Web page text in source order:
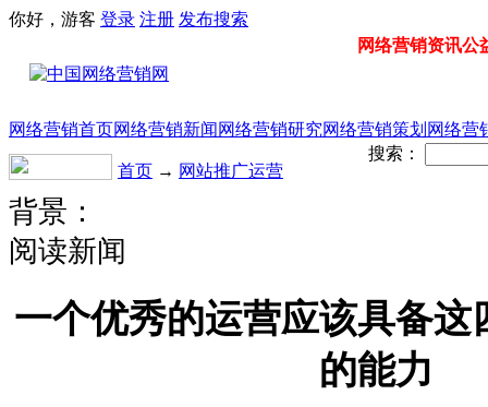
你好，游客 登录 注册 发布搜索
网络营销资讯公
网络营销首页网络营销新闻 网络营销研究网络营销策划 网络营
首页 → 网站推广运营
搜索：
背景：
阅读新闻
一个优秀的运营应该具备这
的能力